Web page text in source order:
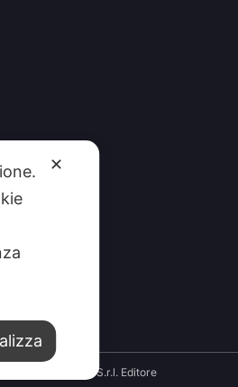
Indipendenza S.r.l. Editore
✕